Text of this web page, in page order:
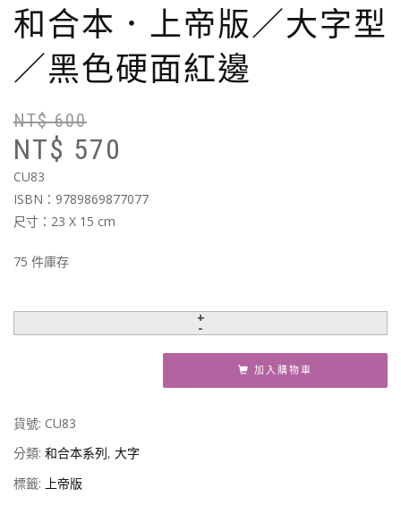
和合本．上帝版／大字型
／黑色硬面紅邊
NT$600
NT$ 570
CU83
ISBN：9789869877077
尺寸：23 X 15 cm
75 件庫存
加入購物車
貨號: CU83
分類: 和合本系列, 大字
標籤: 上帝版